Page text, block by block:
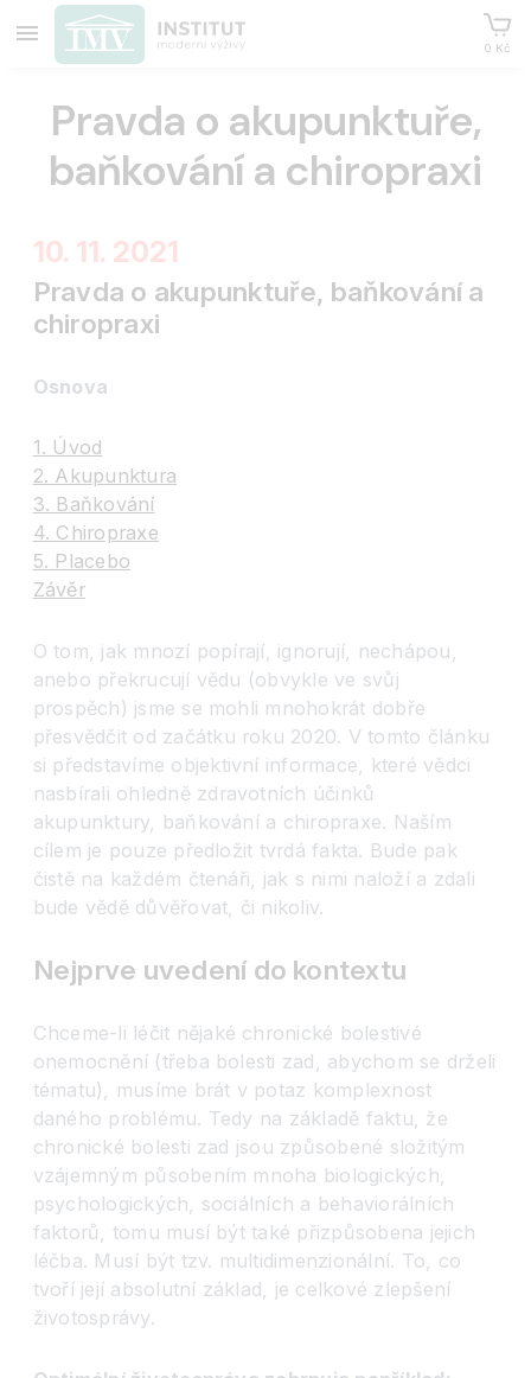
0 Kč
Pravda o akupunktuře,
baňkování a chiropraxi
10. 11. 2021
Pravda o akupunktuře, baňkování a
chiropraxi
Osnova
1. Úvod
2. Akupunktura
3. Baňkování
4. Chiropraxe
5. Placebo
Závěr
O tom, jak mnozí popírají, ignorují, nechápou,
anebo překrucují vědu (obvykle ve svůj
prospěch) jsme se mohli mnohokrát dobře
přesvědčit od začátku roku 2020. V tomto článku
si představíme objektivní informace, které vědci
nasbírali ohledně zdravotních účinků
akupunktury, baňkování a chiropraxe. Naším
cílem je pouze předložit tvrdá fakta. Bude pak
čistě na každém čtenáři, jak s nimi naloží a zdali
bude vědě důvěřovat, či nikoliv.
Nejprve uvedení do kontextu
Chceme-li léčit nějaké chronické bolestivé
onemocnění (třeba bolesti zad, abychom se drželi
tématu), musíme brát v potaz komplexnost
daného problému. Tedy na základě faktu, že
chronické bolesti zad jsou způsobené složitým
vzájemným působením mnoha biologických,
psychologických, sociálních a behaviorálních
faktorů, tomu musí být také přizpůsobena jejich
léčba. Musí být tzv. multidimenzionální. To, co
tvoří její absolutní základ, je celkové zlepšení
životosprávy.